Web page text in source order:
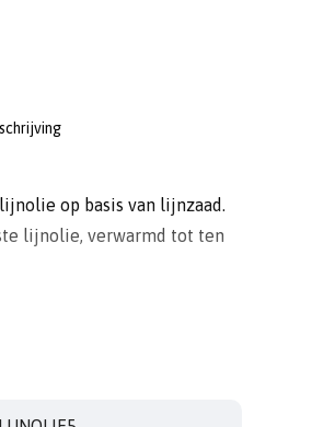
op basis van lijnzaad.
lijnolie, verwarmd tot ten
en de bereiding van
stopverf, saus cq. procedé
voor hout, zoals